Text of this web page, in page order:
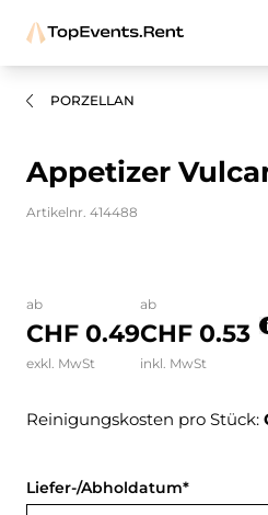
PORZELLAN
Appetizer
Artikelnr. 414488
ab
CHF 0.49
exkl. MwSt
ab
CHF 0.53
inkl. MwSt
Reinigungskosten pro Stück:
Liefer-/Abholdatum